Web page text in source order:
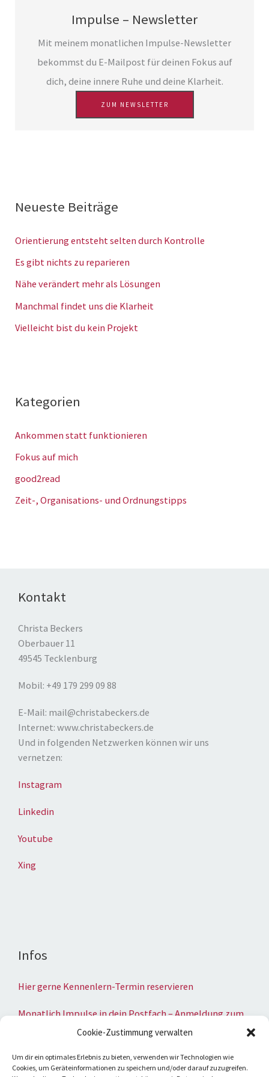
Cookie-Zustimmung verwalten
Um dir ein optimales Erlebnis zu bieten, verwenden wir Technologien wie
Cookies, um Geräteinformationen zu speichern und/oder darauf zuzugreifen.
Impulse – Newsletter
Mit meinem monatlichen Impulse-Newsletter
bekommst du E-Mailpost für deinen Fokus auf
dich, deine innere Ruhe und deine Klarheit.
ZUM NEWSLETTER
Neueste Beiträge
Orientierung entsteht selten durch Kontrolle
Es gibt nichts zu reparieren
Nähe verändert mehr als Lösungen
Manchmal findet uns die Klarheit
Vielleicht bist du kein Projekt
Kategorien
Ankommen statt funktionieren
Fokus auf mich
good2read
Zeit-, Organisations- und Ordnungstipps
Kontakt
Christa Beckers
Oberbauer 11
49545 Tecklenburg
Mobil: +49 179 299 09 88
E-Mail: mail@christabeckers.de
Internet: www.christabeckers.de
Und in folgenden Netzwerken können wir uns
vernetzen:
Instagram
Linkedin
Youtube
Xing
Infos
Hier gerne Kennenlern-Termin reservieren
Monatlich Impulse in dein Postfach – Anmeldung zum
Umsatzsteuer-Identifikationsnummer
gemäß § 27 a Umsatzsteuergesetz: